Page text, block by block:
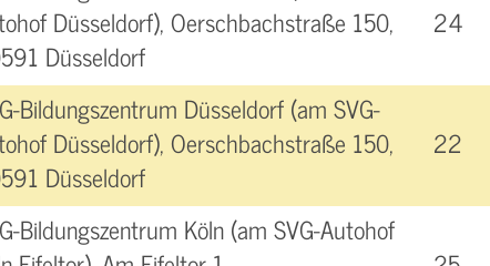
Düsseldorf), Oerschbachstraße 150,
Düsseldorf
24
Bildungszentrum Düsseldorf (am SVG-
Düsseldorf), Oerschbachstraße 150,
Düsseldorf
22
Bildungszentrum Köln (am SVG-Autohof